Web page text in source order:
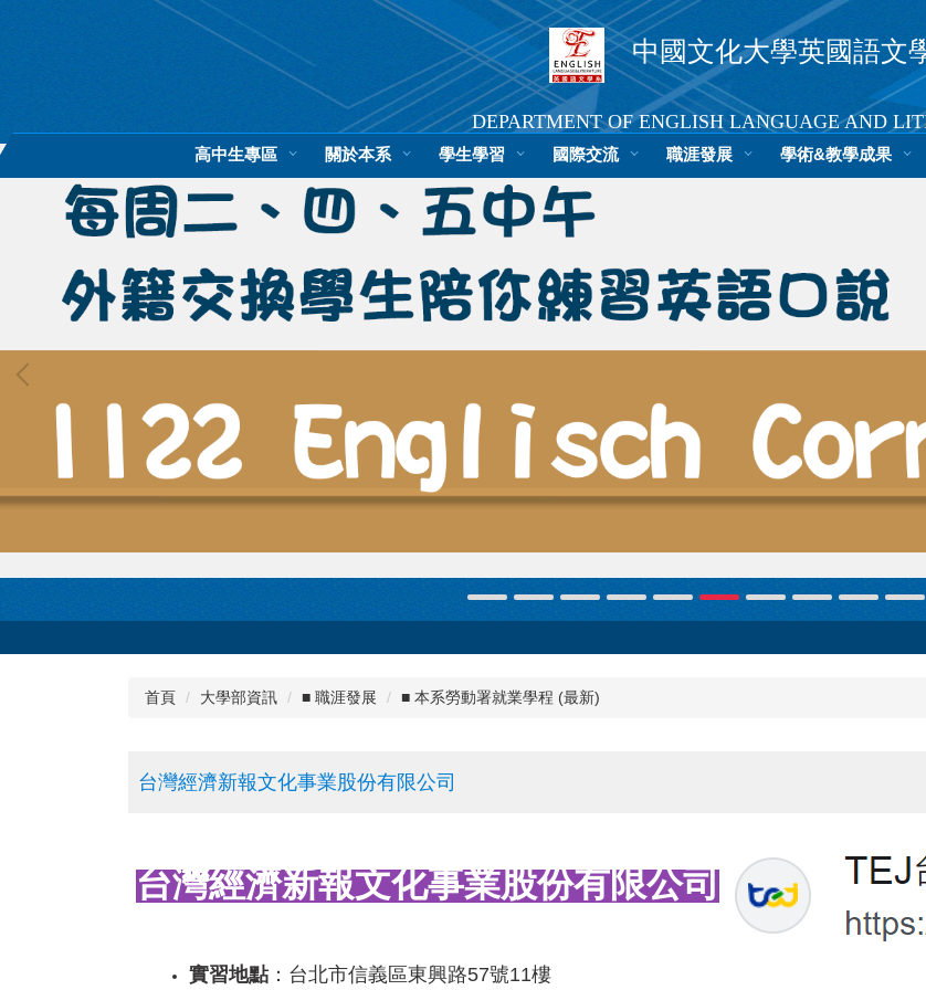
容
中國文化大學英國語文
DEPARTMENT OF ENGLISH LANGUAGE AND
文大首頁 中文版
高中生專區 關於本系 學生學習 國際交流 職涯發展 學術&教學成果
首頁 大學部資訊 ■ 職涯發展 ■ 本系勞動署就業學程 (最新)
台灣經濟新報文化事業股份有限公司
台灣經濟新報文化事業股份有限公司
實習地點 ：台北市信義區東興路57號11樓